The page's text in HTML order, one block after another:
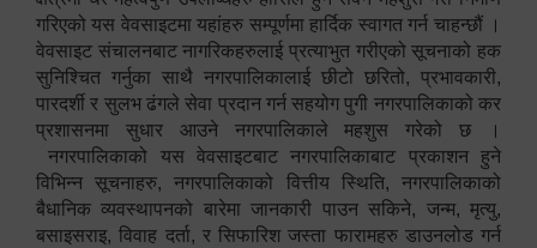
गरिएको यस वेवसाइटमा यहांहरु सम्पूर्णमा हार्दिक स्वागत गर्न चाहन्छौं ।
वेवसाइट संचालनबाट नागरिकहरुलाई प्रत्याभुत गरीएको सूचनाको हक
सुनिश्चित गर्नुका साथै नगरपालिकालाई छीटो छरितो, प्रभावकारी,
पारदर्शी र सुलभ ढंगले सेवा प्रदान गर्न सहयोग पुगी नगरपालिकाको कर
प्रशासनमा सुधार आउने नगरपालिकाले महशुस गरेको छ ।
नगरपालिकाको यस वेवसाइटबाट नगरपालिकाबाट प्रकाशन हुने
विभिन्न सूचनाहरु, नगरपालिकाको वित्तीय स्थिति, नगरपालिकाको
बैधानिक व्यवस्थापनको बारेमा जानकारी पाउन सकिने, जन्म, मृत्यु,
बसाइसराइ, विवाह दर्ता, र सिफारिश जस्ता फारामहरु डाउनलोड गर्न